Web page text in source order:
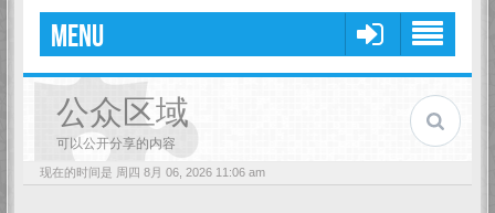
MENU
公众区域
可以公开分享的内容
现在的时间是 周四 8月 06, 2026 11:06 am